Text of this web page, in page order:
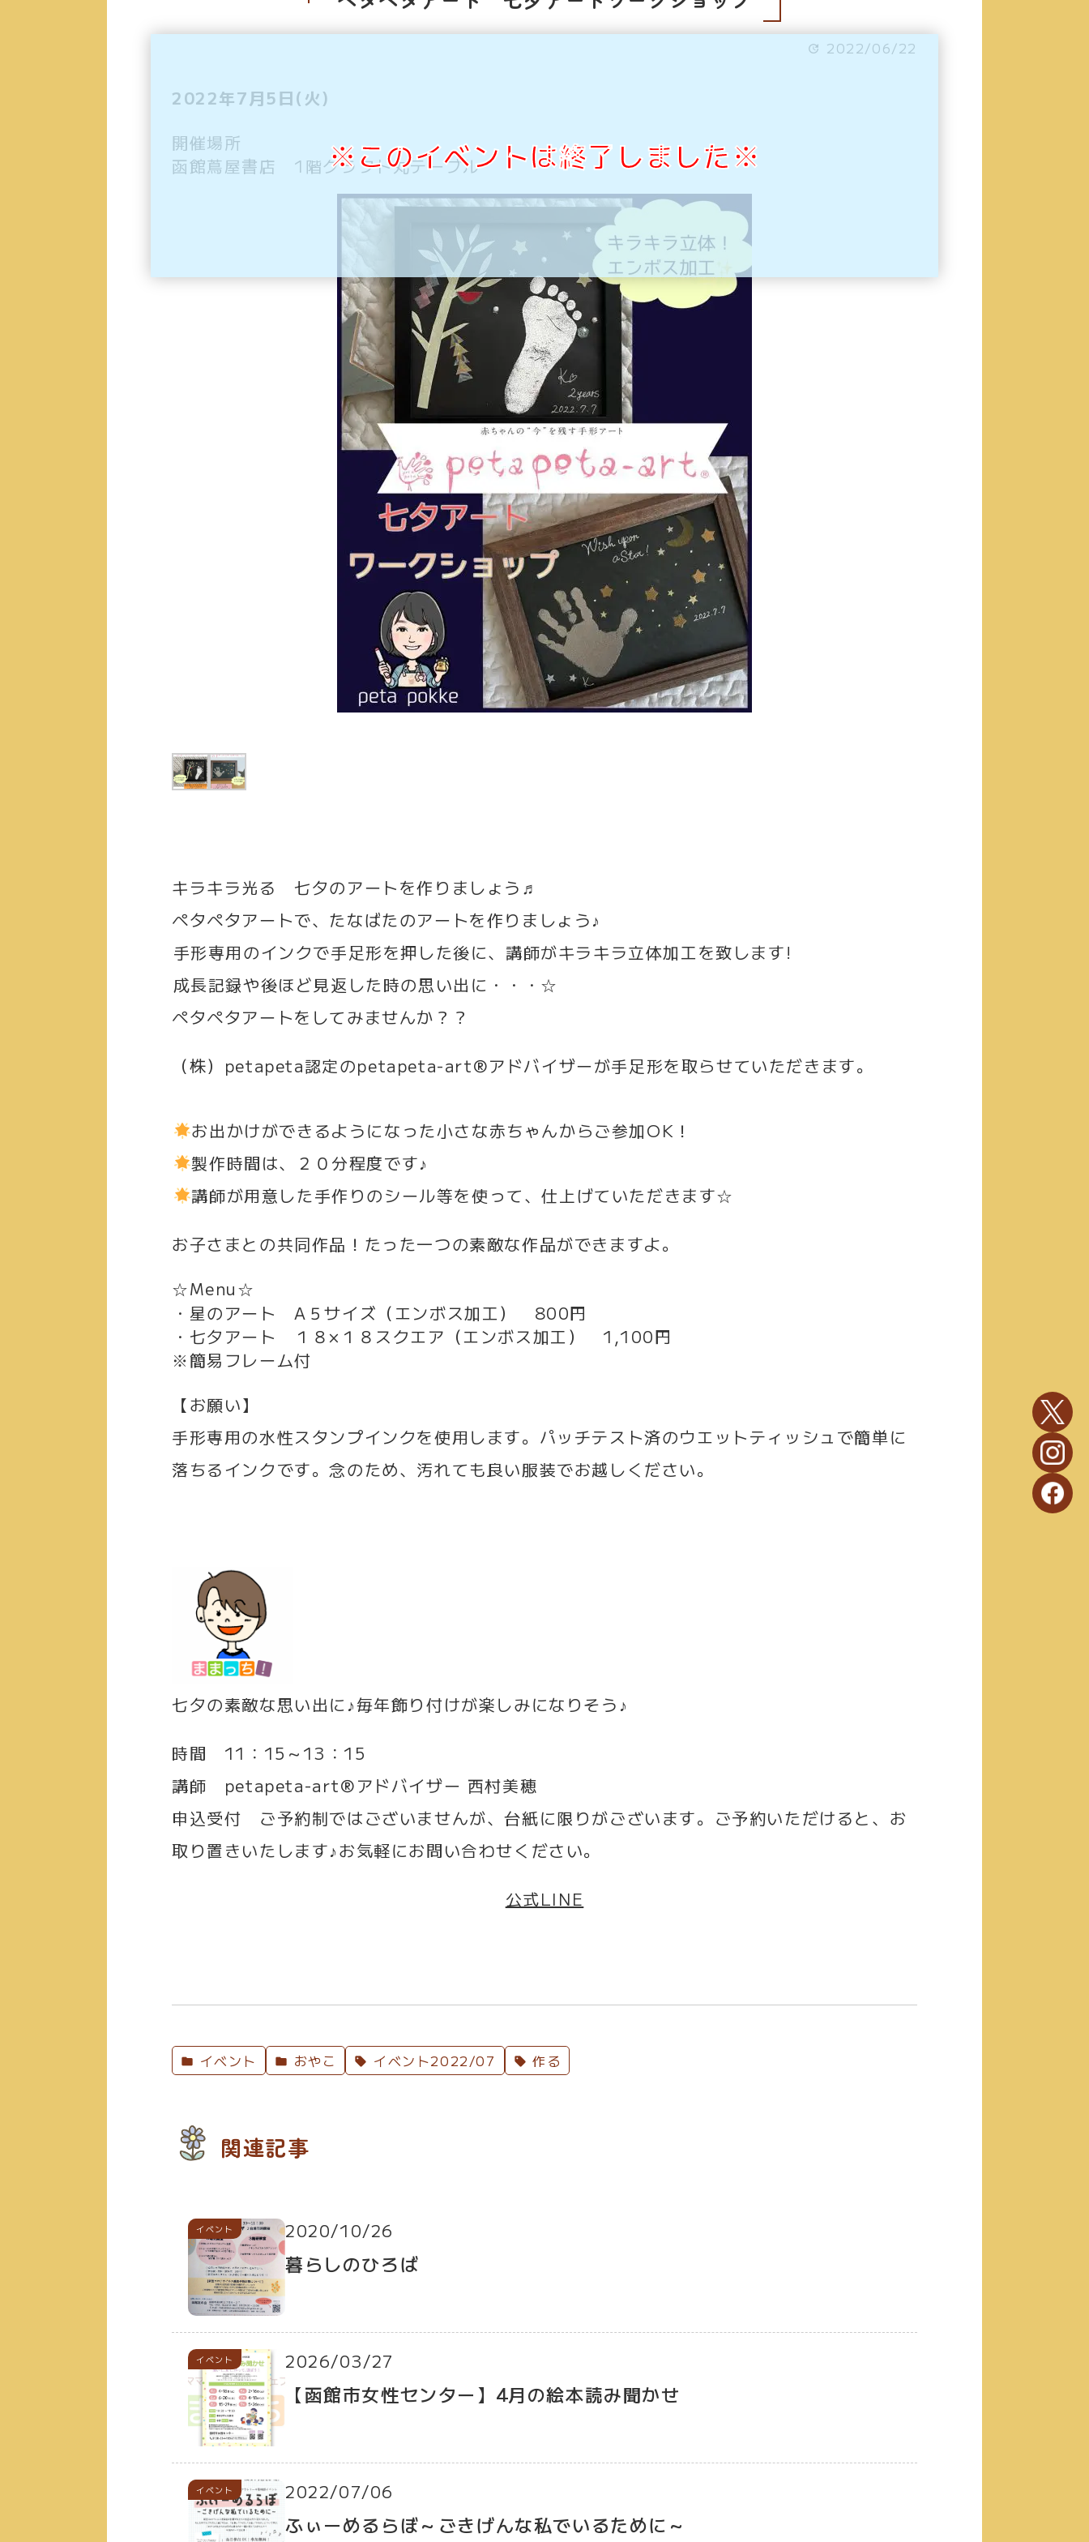
2022/06/22
2022年7月5日(火)
開催場所
函館蔦屋書店 1階クラフト丸テーブル
キラキラ光る 七夕のアートを作りましょう♬
ペタペタアートで、たなばたのアートを作りましょう♪
⁡手形専用のインクで手足形を押した後に、講師がキラキラ立体加工を致します!
⁡成長記録や後ほど見返した時の思い出に・・・☆
ペタペタアートをしてみませんか？？
（株）petapeta認定のpetapeta-art®アドバイザーが手足形を取らせていただきます。
お出かけができるようになった小さな赤ちゃんからご参加OK！
製作時間は、２０分程度です♪
講師が用意した手作りのシール等を使って、仕上げていただきます☆
お子さまとの共同作品！たった一つの素敵な作品ができますよ。
☆Menu☆
・星のアート A５サイズ（エンボス加工） 800円
・七夕アート １８×１８スクエア（エンボス加工） 1,100円
※簡易フレーム付
【お願い】
手形専用の水性スタンプインクを使用します。パッチテスト済のウエットティッシュで簡単に
落ちるインクです。念のため、汚れても良い服装でお越しください。
七夕の素敵な思い出に♪毎年飾り付けが楽しみになりそう♪
時間 11：15～13：15
講師 petapeta-art®︎アドバイザー 西村美穂
申込受付 ご予約制ではございませんが、台紙に限りがございます。ご予約いただけると、お
取り置きいたします♪お気軽にお問い合わせください。
公式LINE
※このイベントは終了しました※
イベント おやこ イベント2022/07 作る
関連記事
イベント 2020/10/26
暮らしのひろば
イベント 2026/03/27
【函館市女性センター】4月の絵本読み聞かせ
イベント 2022/07/06
ふぃーめるらぼ～ごきげんな私でいるために～